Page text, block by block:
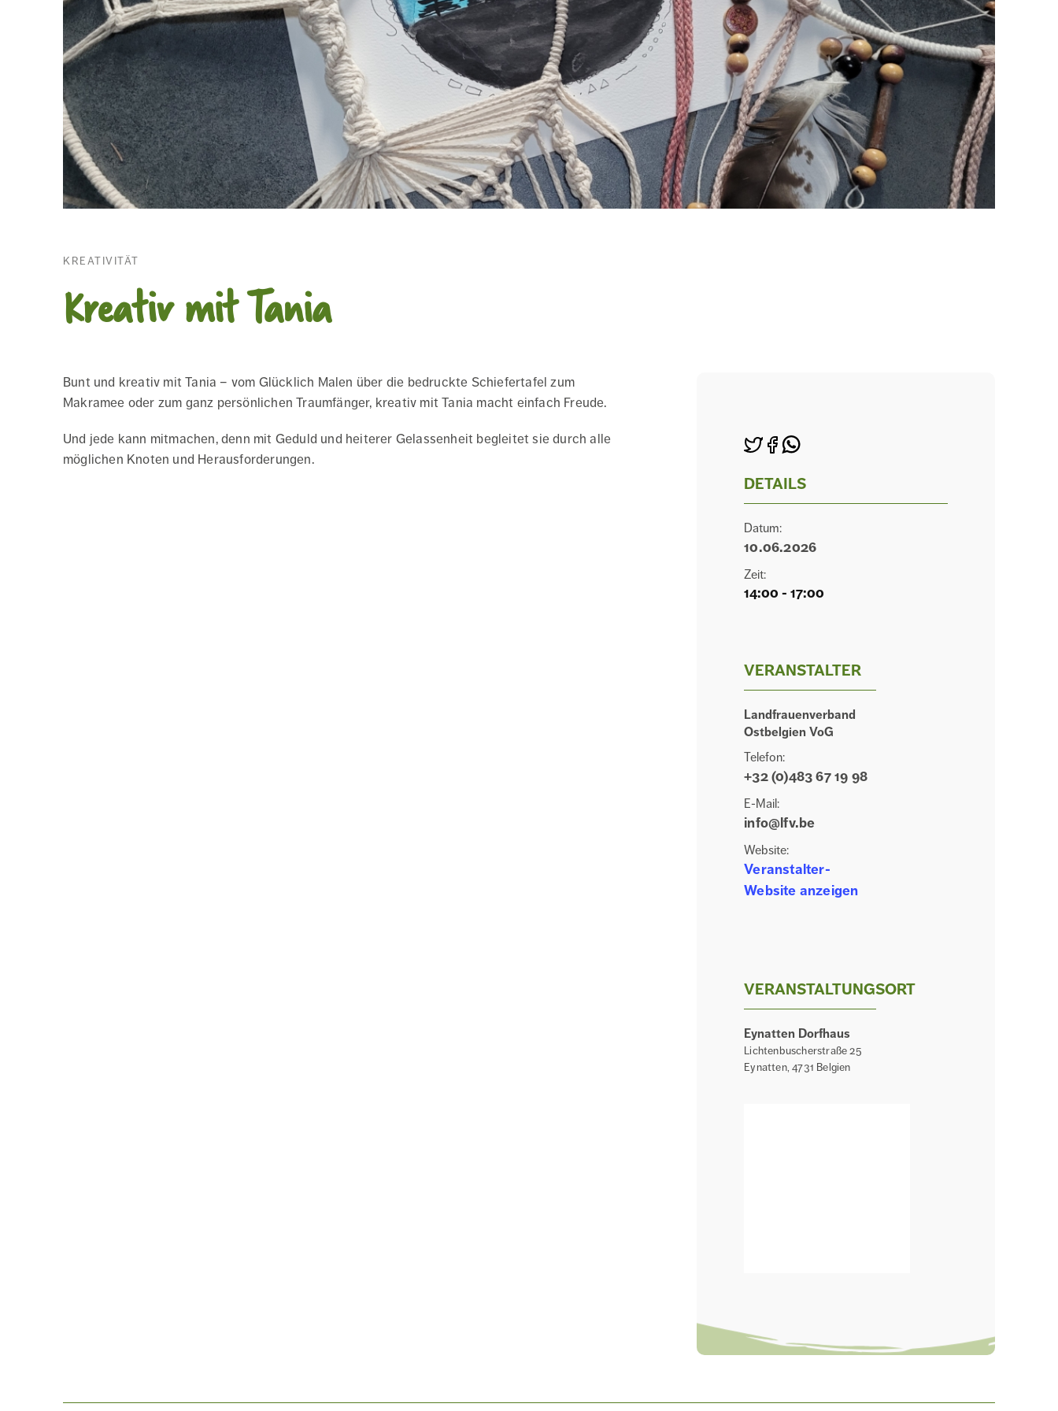
KREATIVITÄT
Kreativ mit Tania
Bunt und kreativ mit Tania – vom Glücklich Malen über die bedruckte Schiefertafel zum
Makramee oder zum ganz persönlichen Traumfänger, kreativ mit Tania macht einfach Freude.
Und jede kann mitmachen, denn mit Geduld und heiterer Gelassenheit begleitet sie durch alle
möglichen Knoten und Herausforderungen.
DETAILS
Datum:
10.06.2026
Zeit:
14:00 - 17:00
VERANSTALTER
Landfrauenverband
Ostbelgien VoG
Telefon:
+32 (0)483 67 19 98
E-Mail:
info@lfv.be
Website:
Veranstalter-
Website anzeigen
VERANSTALTUNGSORT
Eynatten Dorfhaus
Lichtenbuscherstraße 25
Eynatten, 4731 Belgien